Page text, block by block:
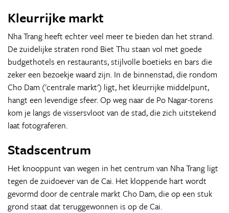
Kleurrijke markt
Nha Trang heeft echter veel meer te bieden dan het strand.
De zuidelijke straten rond Biet Thu staan vol met goede
budgethotels en restaurants, stijlvolle boetieks en bars die
zeker een bezoekje waard zijn. In de binnenstad, die rondom
Cho Dam ('centrale markt') ligt, het kleurrijke middelpunt,
hangt een levendige sfeer. Op weg naar de Po Nagar-torens
kom je langs de vissersvloot van de stad, die zich uitstekend
laat fotograferen.
Stadscentrum
Het knooppunt van wegen in het centrum van Nha Trang ligt
tegen de zuidoever van de Cai. Het kloppende hart wordt
gevormd door de centrale markt Cho Dam, die op een stuk
grond staat dat teruggewonnen is op de Cai.